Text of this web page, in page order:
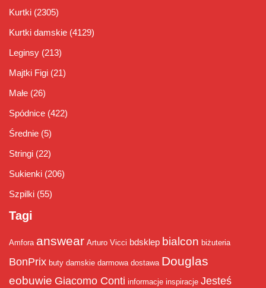
Kurtki (2305)
Kurtki damskie (4129)
Leginsy (213)
Majtki Figi (21)
Małe (26)
Spódnice (422)
Średnie (5)
Stringi (22)
Sukienki (206)
Szpilki (55)
Tagi
Amfora answear Arturo Vicci bdsklep bialcon biżuteria
BonPrix buty damskie darmowa dostawa Douglas
eobuwie Giacomo Conti informacje inspiracje Jesteś